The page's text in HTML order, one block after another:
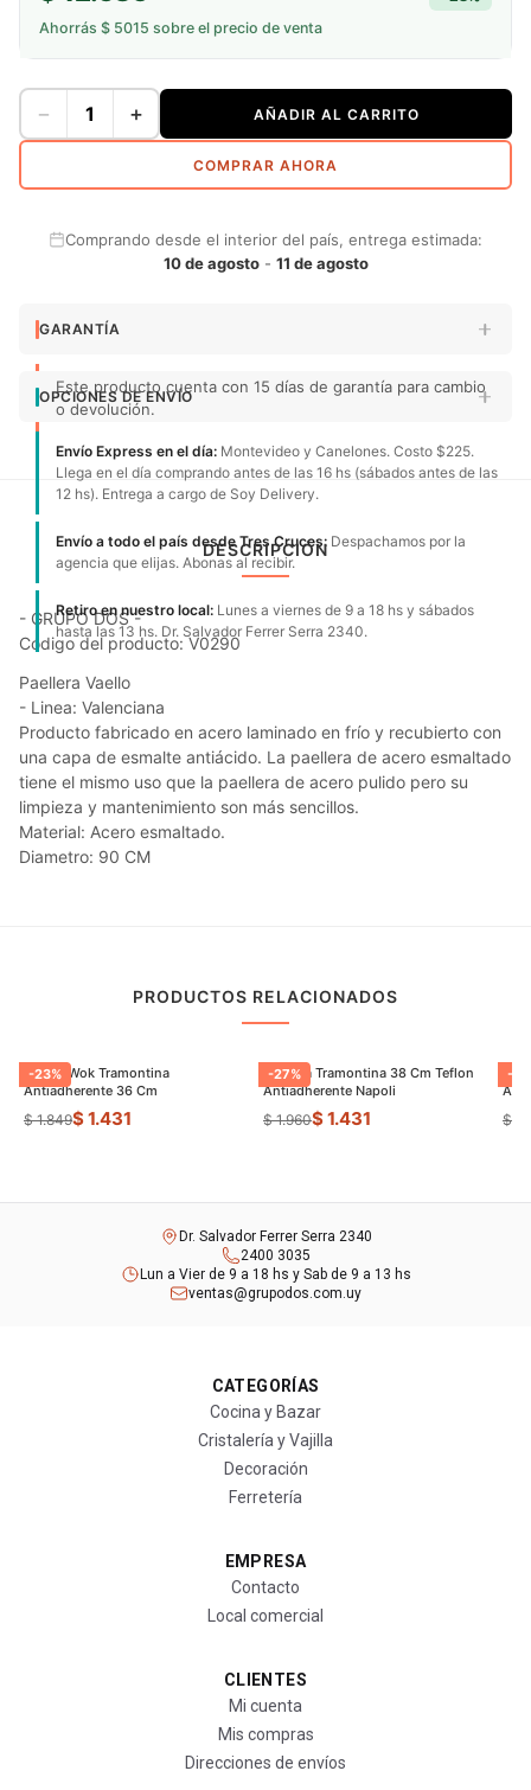
Ahorrás $ 5015 sobre el precio de venta
− + AÑADIR AL CARRITO
COMPRAR AHORA
Comprando desde el interior del país, entrega estimada:
10 de agosto- 11 de agosto
GARANTÍA
Este producto cuenta con 15 días de garantía para cambio
o devolución.
OPCIONES DE ENVÍO
Envío Express en el día: Montevideo y Canelones. Costo $225.
Llega en el día comprando antes de las 16 hs (sábados antes de las
12 hs). Entrega a cargo de Soy Delivery.
Envío a todo el país desde Tres Cruces: Despachamos por la
agencia que elijas. Abonas al recibir.
Retiro en nuestro local: Lunes a viernes de 9 a 18 hs y sábados
hasta las 13 hs. Dr. Salvador Ferrer Serra 2340.
DESCRIPCIÓN
- GRUPO DOS -
Código del producto: V0290
Paellera Vaello
- Linea: Valenciana
Producto fabricado en acero laminado en frío y recubierto con
una capa de esmalte antiácido. La paellera de acero esmaltado
tiene el mismo uso que la paellera de acero pulido pero su
limpieza y mantenimiento son más sencillos.
Material: Acero esmaltado.
Diametro: 90 CM
PRODUCTOS RELACIONADOS
-23%
Sarten Wok Tramontina
Antiadherente 36 Cm
$ 1.849$ 1.431
-27%
Paellera Tramontina 38 Cm Teflon
Antiadherente Napoli
$ 1.960$ 1.431
-
$
Dr. Salvador Ferrer Serra 2340
2400 3035
Lun a Vier de 9 a 18 hs y Sab de 9 a 13 hs
ventas@grupodos.com.uy
CATEGORÍAS
Cocina y Bazar
Cristalería y Vajilla
Decoración
Ferretería
EMPRESA
Contacto
Local comercial
CLIENTES
Mi cuenta
Mis compras
Direcciones de envíos